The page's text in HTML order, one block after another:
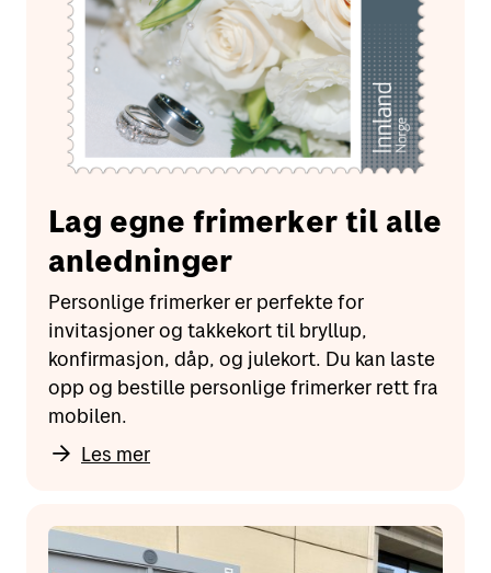
Lag egne frimerker til alle
anledninger
Personlige frimerker er perfekte for
invitasjoner og takkekort til bryllup,
konfirmasjon, dåp, og julekort. Du kan laste
opp og bestille personlige frimerker rett fra
mobilen.
Les mer